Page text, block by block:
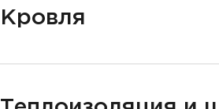
Кровля